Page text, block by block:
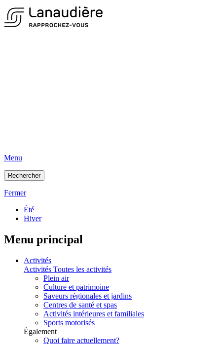
Menu
Rechercher
Fermer
Été
Hiver
Menu principal
Activités
Activités Toutes les activités
Plein air
Culture et patrimoine
Saveurs régionales et jardins
Centres de santé et spas
Activités intérieures et familiales
Sports motorisés
Également
Quoi faire actuellement?